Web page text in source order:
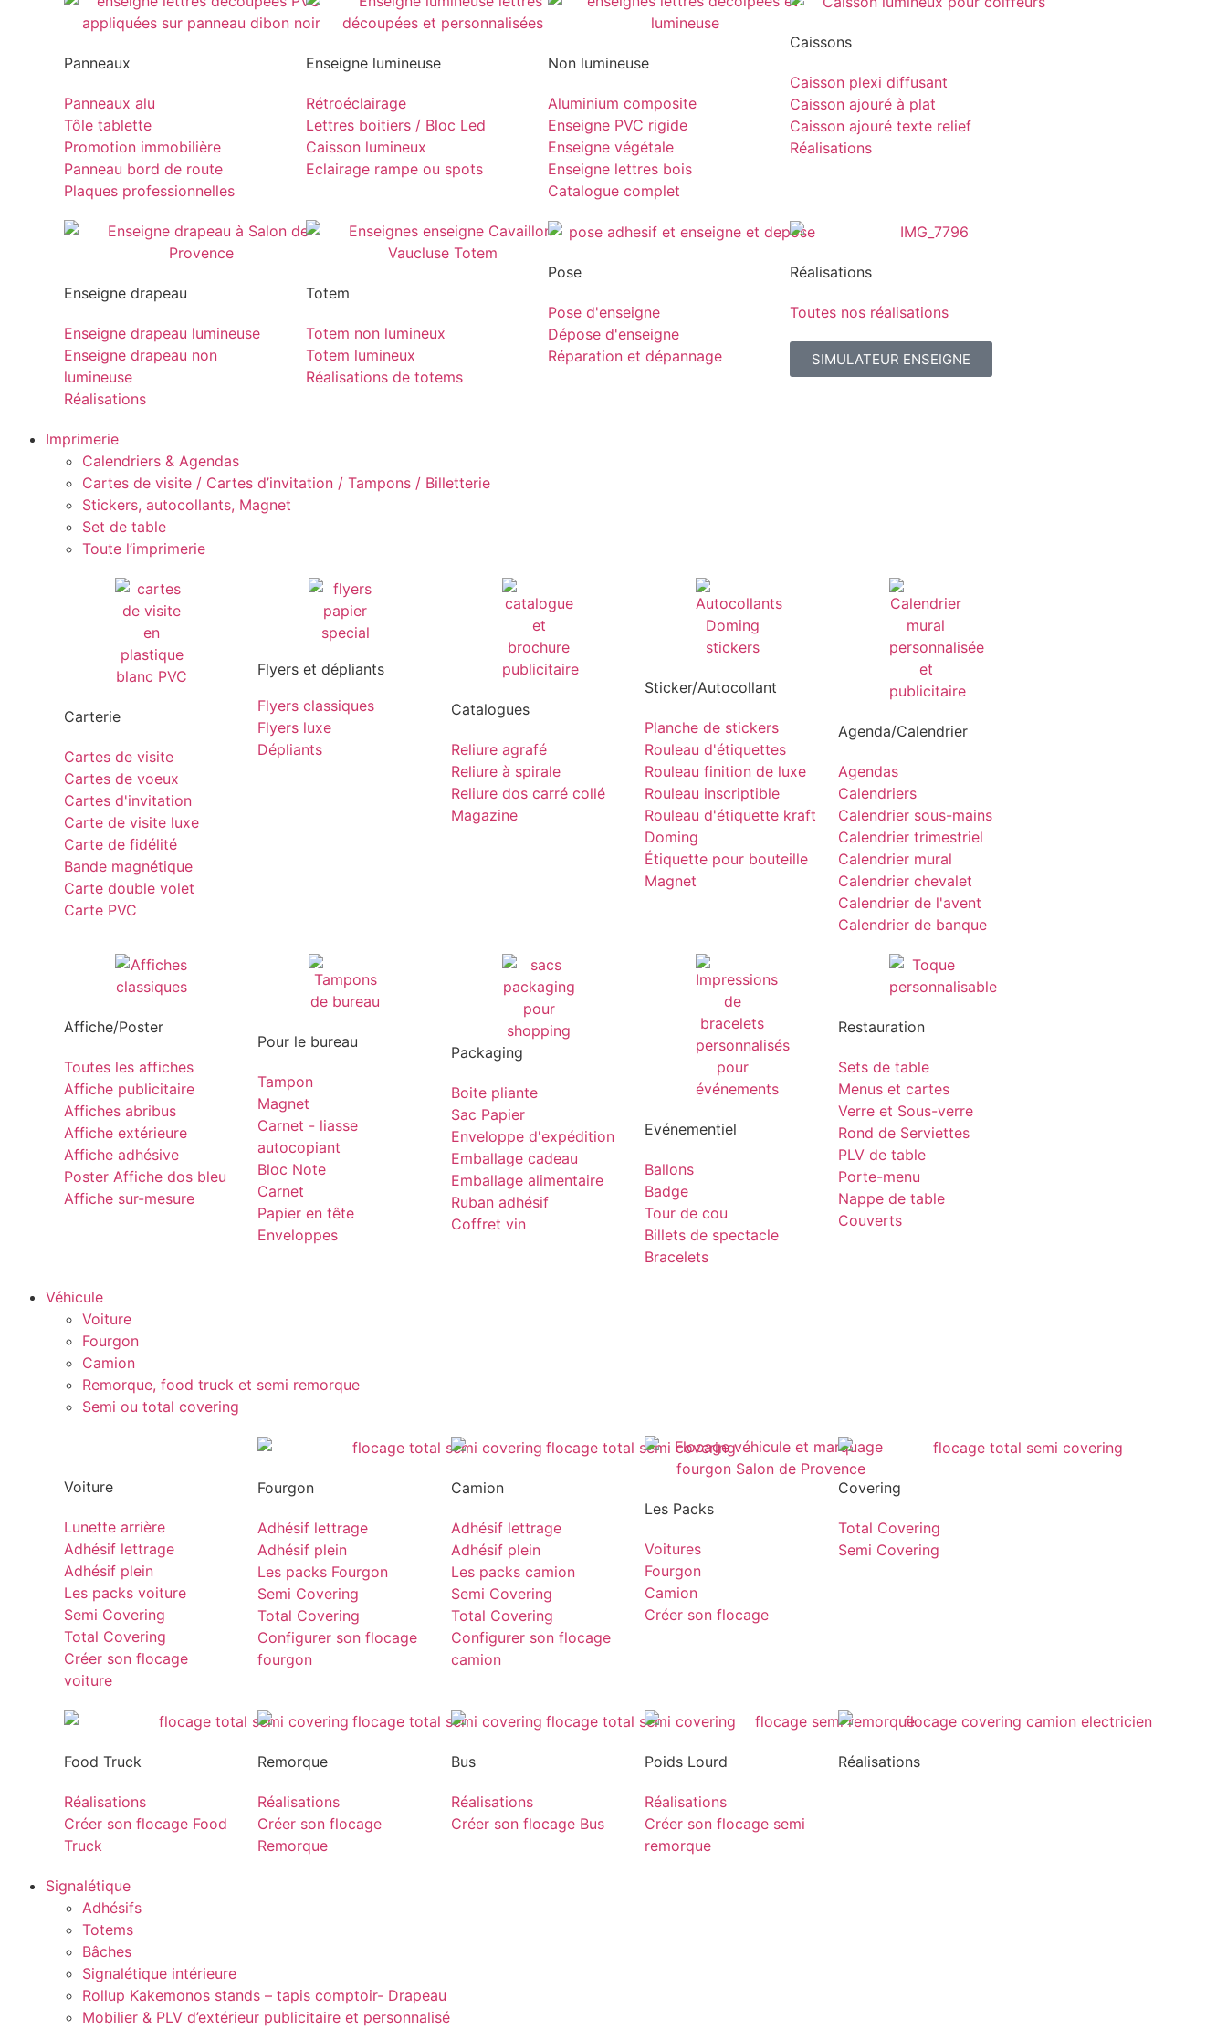
Panneaux
Panneaux alu
Tôle tablette
Promotion immobilière
Panneau bord de route
Plaques professionnelles
Enseigne lumineuse
Rétroéclairage
Lettres boitiers / Bloc Led
Caisson lumineux
Eclairage rampe ou spots
Non lumineuse
Aluminium composite
Enseigne PVC rigide
Enseigne végétale
Enseigne lettres bois
Catalogue complet
Caissons
Caisson plexi diffusant
Caisson ajouré à plat
Caisson ajouré texte relief
Réalisations
Enseigne drapeau
Enseigne drapeau lumineuse
Enseigne drapeau non
lumineuse
Réalisations
Totem
Totem non lumineux
Totem lumineux
Réalisations de totems
Pose
Pose d'enseigne
Dépose d'enseigne
Réparation et dépannage
Réalisations
Toutes nos réalisations
SIMULATEUR ENSEIGNE
Imprimerie
Calendriers & Agendas
Cartes de visite / Cartes d’invitation / Tampons / Billetterie
Stickers, autocollants, Magnet
Set de table
Toute l’imprimerie
Carterie
Cartes de visite
Cartes de voeux
Cartes d'invitation
Carte de visite luxe
Carte de fidélité
Bande magnétique
Carte double volet
Carte PVC
Flyers et dépliants
Flyers classiques
Flyers luxe
Dépliants
Catalogues
Reliure agrafé
Reliure à spirale
Reliure dos carré collé
Magazine
Sticker/Autocollant
Planche de stickers
Rouleau d'étiquettes
Rouleau finition de luxe
Rouleau inscriptible
Rouleau d'étiquette kraft
Doming
Étiquette pour bouteille
Magnet
Agenda/Calendrier
Agendas
Calendriers
Calendrier sous-mains
Calendrier trimestriel
Calendrier mural
Calendrier chevalet
Calendrier de l'avent
Calendrier de banque
Affiche/Poster
Toutes les affiches
Affiche publicitaire
Affiches abribus
Affiche extérieure
Affiche adhésive
Poster Affiche dos bleu
Affiche sur-mesure
Pour le bureau
Tampon
Magnet
Carnet - liasse
autocopiant
Bloc Note
Carnet
Papier en tête
Enveloppes
Packaging
Boite pliante
Sac Papier
Enveloppe d'expédition
Emballage cadeau
Emballage alimentaire
Ruban adhésif
Coffret vin
Evénementiel
Ballons
Badge
Tour de cou
Billets de spectacle
Bracelets
Restauration
Sets de table
Menus et cartes
Verre et Sous-verre
Rond de Serviettes
PLV de table
Porte-menu
Nappe de table
Couverts
Véhicule
Voiture
Fourgon
Camion
Remorque, food truck et semi remorque
Semi ou total covering
Voiture
Lunette arrière
Adhésif lettrage
Adhésif plein
Les packs voiture
Semi Covering
Total Covering
Créer son flocage
voiture
Fourgon
Adhésif lettrage
Adhésif plein
Les packs Fourgon
Semi Covering
Total Covering
Configurer son flocage
fourgon
Camion
Adhésif lettrage
Adhésif plein
Les packs camion
Semi Covering
Total Covering
Configurer son flocage
camion
Les Packs
Voitures
Fourgon
Camion
Créer son flocage
Covering
Total Covering
Semi Covering
Food Truck
Réalisations
Créer son flocage Food
Truck
Remorque
Réalisations
Créer son flocage
Remorque
Bus
Réalisations
Créer son flocage Bus
Poids Lourd
Réalisations
Créer son flocage semi
remorque
Réalisations
Signalétique
Adhésifs
Totems
Bâches
Signalétique intérieure
Rollup Kakemonos stands – tapis comptoir- Drapeau
Mobilier & PLV d’extérieur publicitaire et personnalisé